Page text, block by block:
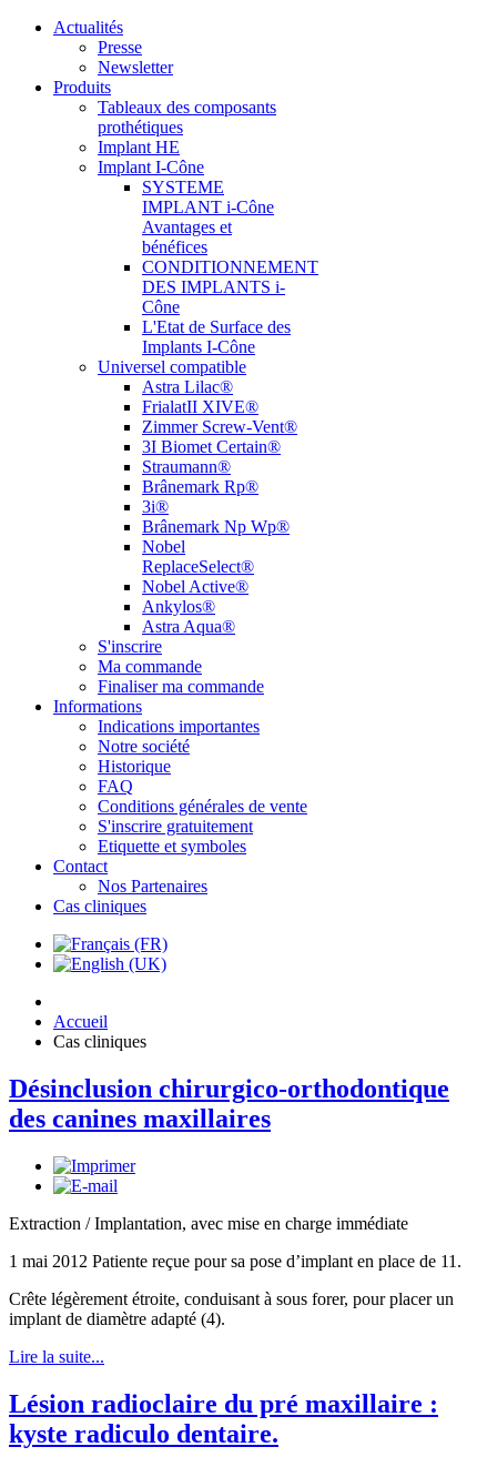
Actualités
Presse
Newsletter
Produits
Tableaux des composants
prothétiques
Implant HE
Implant I-Cône
SYSTEME
IMPLANT i-Cône
Avantages et
bénéfices
CONDITIONNEMENT
DES IMPLANTS i-
Cône
L'Etat de Surface des
Implants I-Cône
Universel compatible
Astra Lilac®
FrialatII XIVE®
Zimmer Screw-Vent®
3I Biomet Certain®
Straumann®
Brânemark Rp®
3i®
Brânemark Np Wp®
Nobel
ReplaceSelect®
Nobel Active®
Ankylos®
Astra Aqua®
S'inscrire
Ma commande
Finaliser ma commande
Informations
Indications importantes
Notre société
Historique
FAQ
Conditions générales de vente
S'inscrire gratuitement
Etiquette et symboles
Contact
Nos Partenaires
Cas cliniques
Accueil
Cas cliniques
Désinclusion chirurgico-orthodontique
des canines maxillaires
Extraction / Implantation, avec mise en charge immédiate
1 mai 2012 Patiente reçue pour sa pose d’implant en place de 11.
Crête légèrement étroite, conduisant à sous forer, pour placer un
implant de diamètre adapté (4).
Lire la suite...
Lésion radioclaire du pré maxillaire :
kyste radiculo dentaire.